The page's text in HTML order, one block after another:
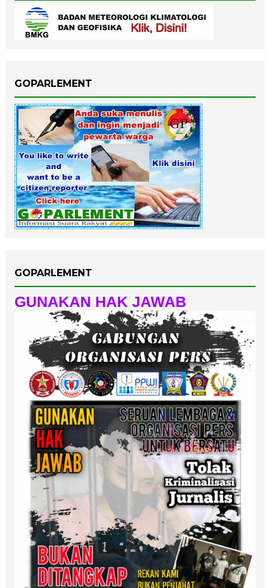
GOPARLEMENT
GOPARLEMENT
GUNAKAN HAK JAWAB